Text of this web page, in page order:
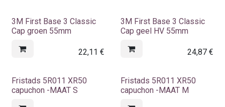
3M First Base 3 Classic
Cap groen 55mm
22,11 €
3M First Base 3 Classic
Cap geel HV 55mm
24,87€
Fristads 5R011 XR50
capuchon -MAAT S
Fristads 5R011 XR50
capuchon -MAAT M